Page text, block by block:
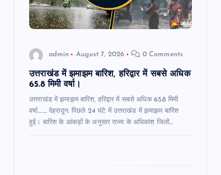
admin August 7, 2026 0 Comments
उत्तराखंड में झमाझम बारिश, हरिद्वार में सबसे अधिक
65.8 मिमी वर्षा।
उत्तराखंड में झमाझम बारिश, हरिद्वार में सबसे अधिक 65.8 मिमी
वर्षा…….. देहरादून: पिछले 24 घंटे में उत्तराखंड में झमाझम बारिश
हुई। बारिश के आंकड़ों के अनुसार राज्य के अधिकांश जिलों…